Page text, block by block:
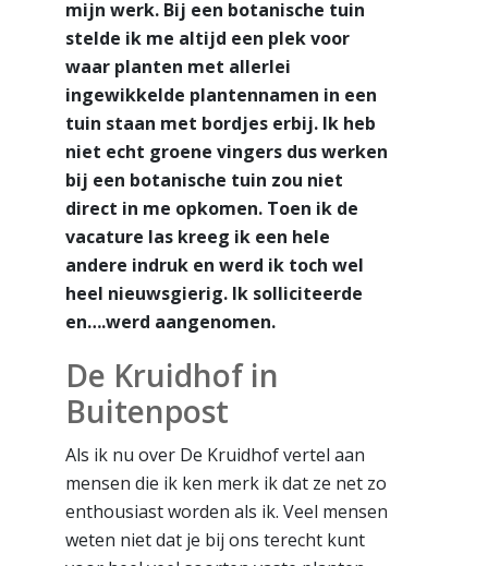
mijn werk. Bij een botanische tuin
stelde ik me altijd een plek voor
waar planten met allerlei
ingewikkelde plantennamen in een
tuin staan met bordjes erbij. Ik heb
niet echt groene vingers dus werken
bij een botanische tuin zou niet
direct in me opkomen. Toen ik de
vacature las kreeg ik een hele
andere indruk en werd ik toch wel
heel nieuwsgierig. Ik solliciteerde
en….werd aangenomen.
De Kruidhof in
Buitenpost
Als ik nu over De Kruidhof vertel aan
mensen die ik ken merk ik dat ze net zo
enthousiast worden als ik. Veel mensen
weten niet dat je bij ons terecht kunt